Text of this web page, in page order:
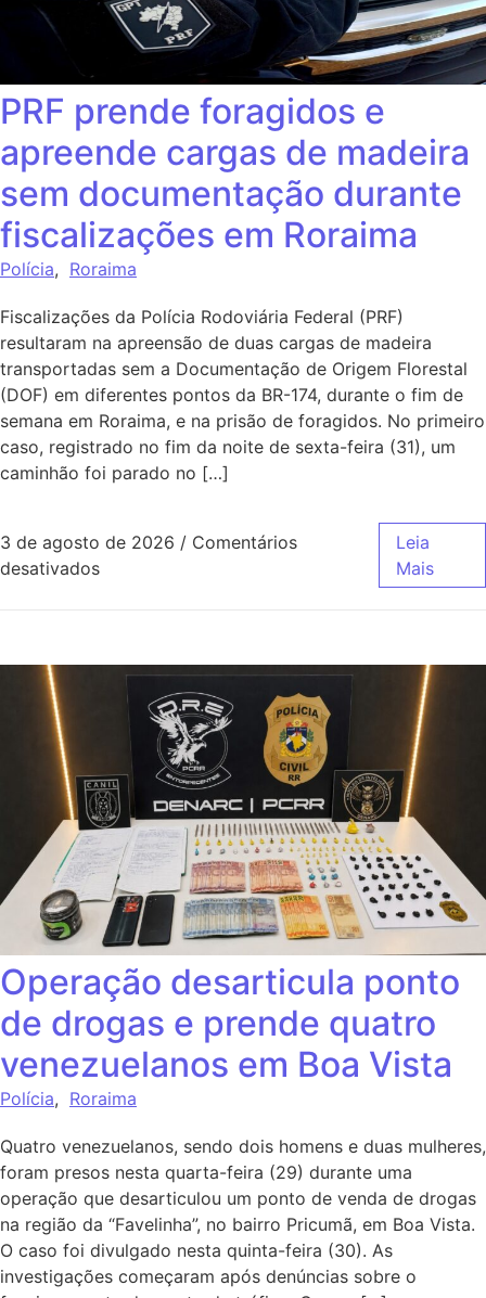
PRF prende foragidos e
apreende cargas de madeira
sem documentação durante
fiscalizações em Roraima
Polícia, Roraima
Fiscalizações da Polícia Rodoviária Federal (PRF)
resultaram na apreensão de duas cargas de madeira
transportadas sem a Documentação de Origem Florestal
(DOF) em diferentes pontos da BR-174, durante o fim de
semana em Roraima, e na prisão de foragidos. No primeiro
caso, registrado no fim da noite de sexta-feira (31), um
caminhão foi parado no […]
3 de agosto de 2026 / Comentários
desativados
Leia
Mais
Operação desarticula ponto
de drogas e prende quatro
venezuelanos em Boa Vista
Polícia, Roraima
Quatro venezuelanos, sendo dois homens e duas mulheres,
foram presos nesta quarta-feira (29) durante uma
operação que desarticulou um ponto de venda de drogas
na região da “Favelinha”, no bairro Pricumã, em Boa Vista.
O caso foi divulgado nesta quinta-feira (30). As
investigações começaram após denúncias sobre o